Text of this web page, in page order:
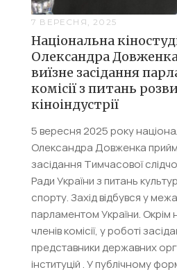
7 ВЕРЕСНЯ, 2025
Національна
Олександра
виїзне засідання
комісії з питань
кіноіндустрії
5 вересня 2025 року
Олександра Довженка
засідання Тимчасової
Ради України з питань
спорту. Захід відбувся у
парламентом України. Окрім
членів комісії, у роботі
представники державних
інституцій . У публічному